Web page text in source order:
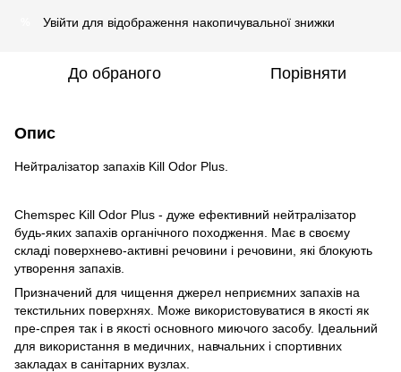
Увійти для відображення накопичувальної знижки
До обраного Порівняти
Опис
Нейтралізатор запахів Kill Odor Plus.
Chemspec Kill Odor Plus - дуже ефективний нейтралізатор
будь-яких запахів органічного походження. Має в своєму
складі поверхнево-активні речовини і речовини, які блокують
утворення запахів.
Призначений для чищення джерел неприємних запахів на
текстильних поверхнях. Може використовуватися в якості як
пре-спрея так і в якості основного миючого засобу. Ідеальний
для використання в медичних, навчальних і спортивних
закладах в санітарних вузлах.